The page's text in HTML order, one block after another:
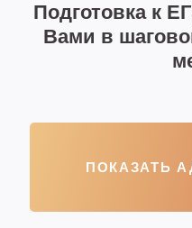
Подготовка к
Вами в
ПОКАЗАТЬ